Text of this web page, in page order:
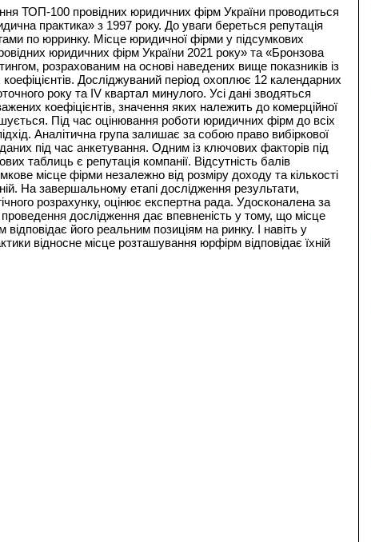
ТОП-100 провідних юридичних фірм України проводиться
практика» з 1997 року. До уваги береться репутація
по юрринку. Місце юридичної фірми у підсумкових
юридичних фірм України 2021 року» та «Бронзова
розрахованим на основі наведених вище показників із
Досліджуваний період охоплює 12 календарних
року та IV квартал минулого. Усі дані зводяться
коефіцієнтів, значення яких належить до комерційної
Під час оцінювання роботи юридичних фірм до всіх
Аналітична група залишає за собою право вибіркової
під час анкетування. Одним із ключових факторів під
таблиць є репутація компанії. Відсутність балів
місце фірми незалежно від розміру доходу та кількості
На завершальному етапі дослідження результати,
розрахунку, оцінює експертна рада. Удосконалена за
проведення дослідження дає впевненість у тому, що місце
відповідає його реальним позиціям на ринку. І навіть у
відносне місце розташування юрфірм відповідає їхній